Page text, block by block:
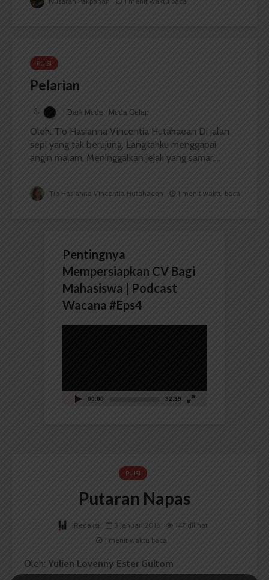
PUISI
Pelarian
Dark Mode | Moda Gelap
Oleh: Tio Hasianna Vincentia Hutahaean Di jalan
sepi yang tak berujung, Langkahku menggapai
angin malam, Meninggalkan jejak yang samar,...
Tio Hasianna Vincentia Hutahaean 1 menit waktu baca
Pentingnya
Mempersiapkan CV Bagi
Mahasiswa | Podcast
Wacana #Eps4
00:00 32:39
PUISI
Putaran Napas
Redaksi 3 Januari 2016
147 dilihat
1 menit waktu baca
Oleh: Yulien Lovenny Ester Gultom